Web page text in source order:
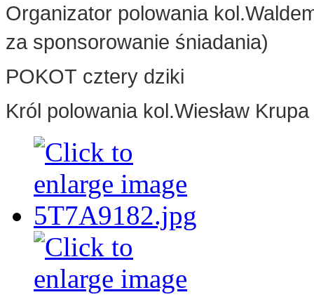
Organizator polowania
za sponsorowanie śniadania)
POKOT cztery dziki
Król polowania kol.Wiesław